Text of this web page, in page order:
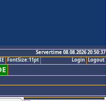
Servertime 08.08.2026 20:50:37
Logout
Login
FontSize:11pt